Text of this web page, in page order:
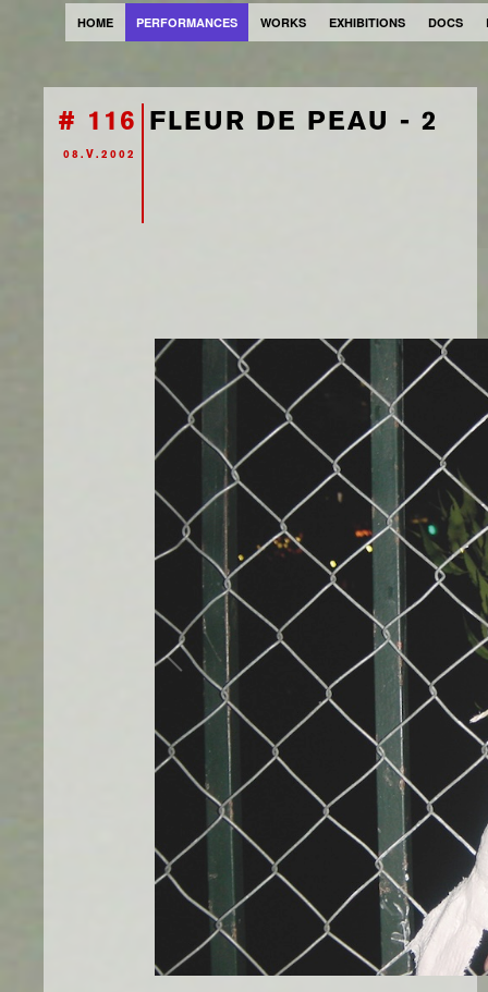
HOME PERFORMANCES WORKS EXHIBITIONS DOCS
# 116
08.V.2002
FLEUR DE PEAU - 2